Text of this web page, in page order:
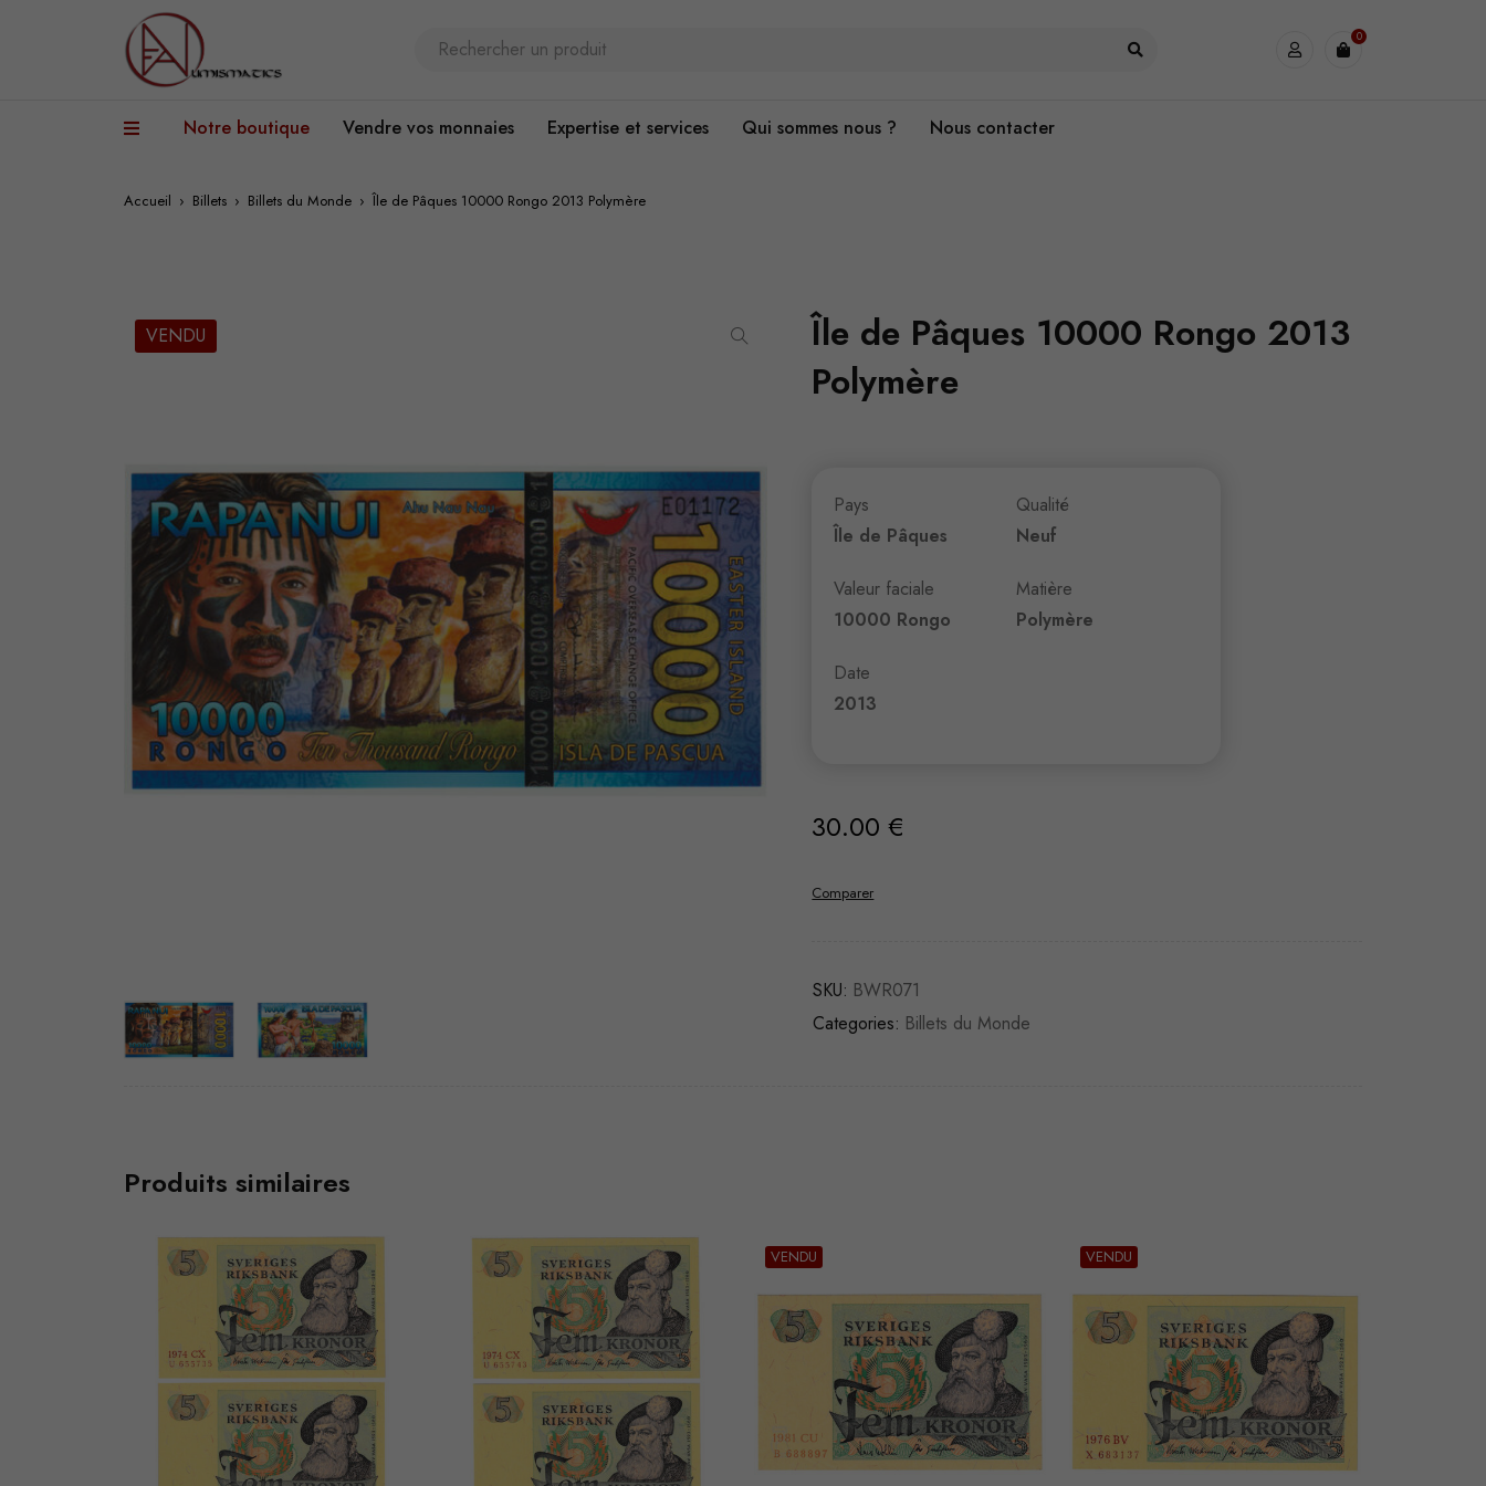
0
Notre boutique Vendre vos monnaies Expertise et services Qui sommes nous ? Nous contacter
Accueil › Billets › Billets du Monde › Île de Pâques 10000 Rongo 2013 Polymère
VENDU
Île de Pâques 10000 Rongo 2013
Polymère
Pays
Île de Pâques
Valeur faciale
10000 Rongo
Date
2013
Qualité
Neuf
Matière
Polymère
30.00€
Comparer
SKU: BWR071
Categories: Billets du Monde
Produits similaires
VENDU VENDU